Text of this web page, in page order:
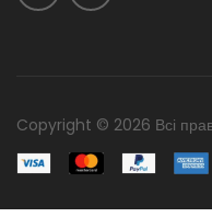
Copyright © 2026 Всі